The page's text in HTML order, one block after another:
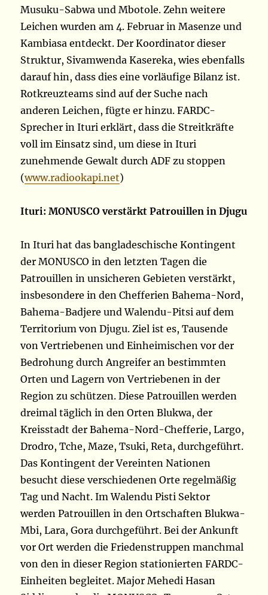
Musuku-Sabwa und Mbotole. Zehn weitere
Leichen wurden am 4. Februar in Masenze und
Kambiasa entdeckt. Der Koordinator dieser
Struktur, Sivamwenda Kasereka, wies ebenfalls
darauf hin, dass dies eine vorläufige Bilanz ist.
Rotkreuzteams sind auf der Suche nach
anderen Leichen, fügte er hinzu. FARDC-
Sprecher in Ituri erklärt, dass die Streitkräfte
voll im Einsatz sind, um diese in Ituri
zunehmende Gewalt durch ADF zu stoppen
(www.radiookapi.net)
Ituri: MONUSCO verstärkt Patrouillen in Djugu
In Ituri hat das bangladeschische Kontingent
der MONUSCO in den letzten Tagen die
Patrouillen in unsicheren Gebieten verstärkt,
insbesondere in den Chefferien Bahema-Nord,
Bahema-Badjere und Walendu-Pitsi auf dem
Territorium von Djugu. Ziel ist es, Tausende
von Vertriebenen und Einheimischen vor der
Bedrohung durch Angreifer an bestimmten
Orten und Lagern von Vertriebenen in der
Region zu schützen. Diese Patrouillen werden
dreimal täglich in den Orten Blukwa, der
Kreisstadt der Bahema-Nord-Chefferie, Largo,
Drodro, Tche, Maze, Tsuki, Reta, durchgeführt.
Das Kontingent der Vereinten Nationen
besucht diese verschiedenen Orte regelmäßig
Tag und Nacht. Im Walendu Pisti Sektor
werden Patrouillen in den Ortschaften Blukwa-
Mbi, Lara, Gora durchgeführt. Bei der Ankunft
vor Ort werden die Friedenstruppen manchmal
von den in dieser Region stationierten FARDC-
Einheiten begleitet. Major Mehedi Hasan